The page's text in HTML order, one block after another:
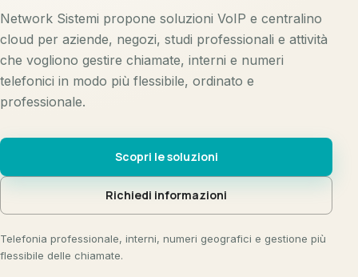
Network Sistemi propone soluzioni VoIP e centralino
cloud per aziende, negozi, studi professionali e attività
che vogliono gestire chiamate, interni e numeri
telefonici in modo più flessibile, ordinato e
professionale.
Scopri le soluzioni
Richiedi informazioni
Telefonia professionale, interni, numeri geografici e gestione più
flessibile delle chiamate.